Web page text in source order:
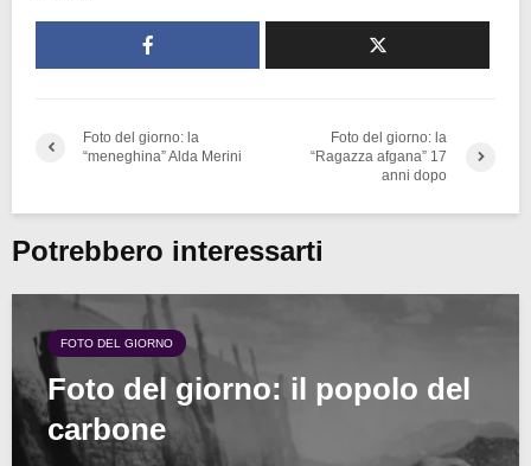
Foto del giorno: la
“meneghina” Alda Merini
Foto del giorno: la
“Ragazza afgana” 17
anni dopo
Potrebbero interessarti
FOTO DEL GIORNO
Foto del giorno: il popolo del
carbone